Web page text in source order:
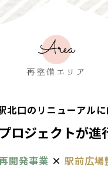
Area
再整備エリア
北口のリニューアル
ロジェクトが進
開発事業 × 駅前広場